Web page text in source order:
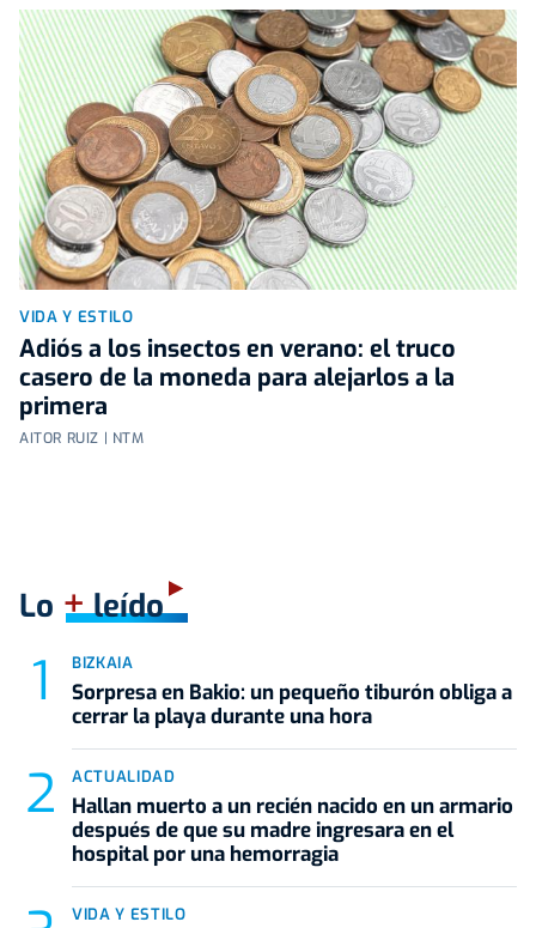
VIDA Y ESTILO
Adiós a los insectos en verano: el truco
casero de la moneda para alejarlos a la
primera
AITOR RUIZ | NTM
Lo +leído
BIZKAIA
Sorpresa en Bakio: un pequeño tiburón obliga a
cerrar la playa durante una hora
ACTUALIDAD
Hallan muerto a un recién nacido en un armario
después de que su madre ingresara en el
hospital por una hemorragia
VIDA Y ESTILO